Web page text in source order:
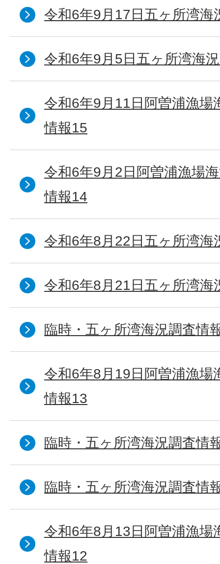
令和6年9月17日五ヶ所湾海
令和6年9月5日五ヶ所湾海
令和6年9月11日阿曽浦漁場
情報15
令和6年9月2日阿曽浦漁場
情報14
令和6年8月22日五ヶ所湾海
令和6年8月21日五ヶ所湾海
臨時・五ヶ所湾海況調査情
令和6年8月19日阿曽浦漁場
情報13
臨時・五ヶ所湾海況調査情
臨時・五ヶ所湾海況調査情
令和6年8月13日阿曽浦漁場
情報12